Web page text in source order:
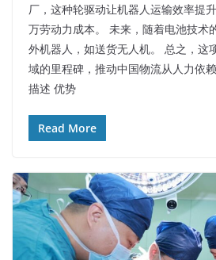
厂，这种轮驱动让机器人运输效率提
万劳动力成本。 未来，随着电池技术
外机器人，如送货无人机。 总之，这
域的里程碑，推动中国物流从人力依
描述 优势
Read More